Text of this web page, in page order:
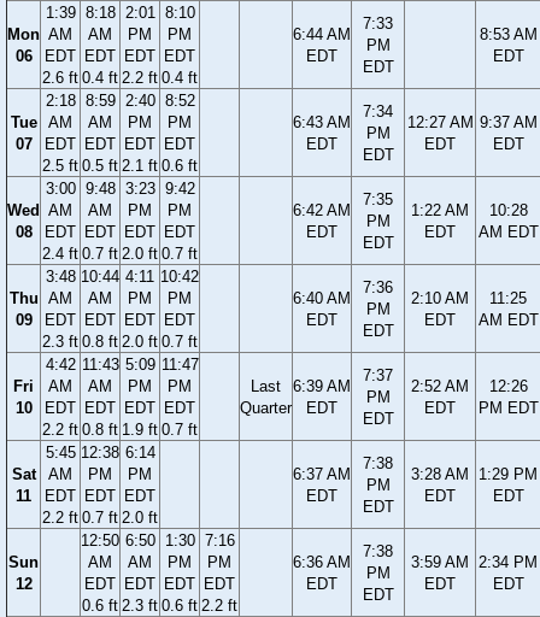
Mon
06
1:39
AM
EDT
2.6 ft
8:18
AM
EDT
0.4 ft
2:01
PM
EDT
2.2 ft
8:10
PM
EDT
0.4 ft
6:44 AM
EDT
7:33
PM
EDT
8:53 AM
EDT
Tue
07
2:18
AM
EDT
2.5 ft
8:59
AM
EDT
0.5 ft
2:40
PM
EDT
2.1 ft
8:52
PM
EDT
0.6 ft
6:43 AM
EDT
7:34
PM
EDT
12:27 AM
EDT
9:37 AM
EDT
Wed
08
3:00
AM
EDT
2.4 ft
9:48
AM
EDT
0.7 ft
3:23
PM
EDT
2.0 ft
9:42
PM
EDT
0.7 ft
6:42 AM
EDT
7:35
PM
EDT
1:22 AM
EDT
10:28
AM EDT
Thu
09
3:48
AM
EDT
2.3 ft
10:44
AM
EDT
0.8 ft
4:11
PM
EDT
2.0 ft
10:42
PM
EDT
0.7 ft
6:40 AM
EDT
7:36
PM
EDT
2:10 AM
EDT
11:25
AM EDT
Fri
10
4:42
AM
EDT
2.2 ft
11:43
AM
EDT
0.8 ft
5:09
PM
EDT
1.9 ft
11:47
PM
EDT
0.7 ft
Last
Quarter
6:39 AM
EDT
7:37
PM
EDT
2:52 AM
EDT
12:26
PM EDT
Sat
11
5:45
AM
EDT
2.2 ft
12:38
PM
EDT
0.7 ft
6:14
PM
EDT
2.0 ft
6:37 AM
EDT
7:38
PM
EDT
3:28 AM
EDT
1:29 PM
EDT
Sun
12
12:50
AM
EDT
0.6 ft
6:50
AM
EDT
2.3 ft
1:30
PM
EDT
0.6 ft
7:16
PM
EDT
2.2 ft
6:36 AM
EDT
7:38
PM
EDT
3:59 AM
EDT
2:34 PM
EDT